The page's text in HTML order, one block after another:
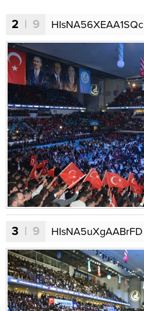
2 | 9 HIsNA56XEAA1SQc
3 | 9 HIsNA5uXgAABrFD